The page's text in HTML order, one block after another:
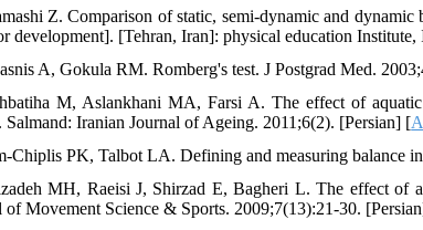
Z. Comparison of static, semi-dynamic and
development]. [Tehran, Iran]: physical education
A, Gokula RM. Romberg's test. J Postgrad Med.
M, Aslankhani MA, Farsi A. The effect of
Salmand: Iranian Journal of Ageing. 2011;6(2). [Persian] [
Chiplis PK, Talbot LA. Defining and measuring balance
MH, Raeisi J, Shirzad E, Bagheri L. The effect of
of Movement Science & Sports. 2009;7(13):21-30.